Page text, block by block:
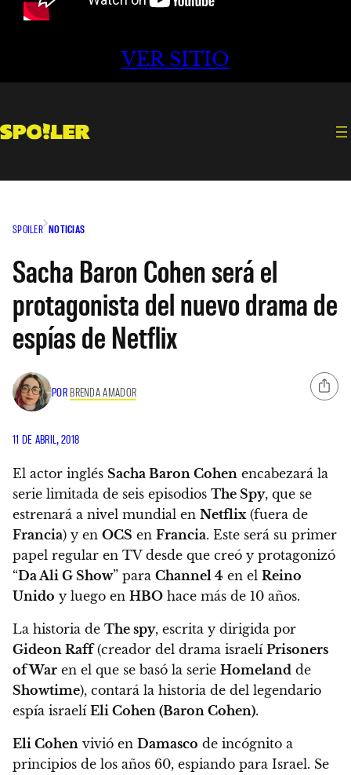
VER SITIO
SPOILER NOTICIAS
Sacha Baron Cohen será el
protagonista del nuevo drama de
espías de Netflix
POR BRENDA AMADOR
11 DE ABRIL, 2018
El actor inglés Sacha Baron Cohen encabezará la
serie limitada de seis episodios The Spy, que se
estrenará a nivel mundial en Netflix (fuera de
Francia) y en OCS en Francia. Este será su primer
papel regular en TV desde que creó y protagonizó
“Da Ali G Show” para Channel 4 en el Reino
Unido y luego en HBO hace más de 10 años.
La historia de The spy, escrita y dirigida por
Gideon Raff(creador del drama israelí Prisoners
of War en el que se basó la serie Homeland de
Showtime), contará la historia de del legendario
espía israelí Eli Cohen (Baron Cohen).
Eli Cohen vivió en Damasco de incógnito a
principios de los años 60, espiando para Israel. Se